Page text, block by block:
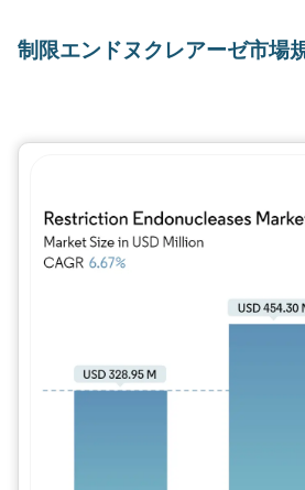
制限エンドヌクレアーゼ市場